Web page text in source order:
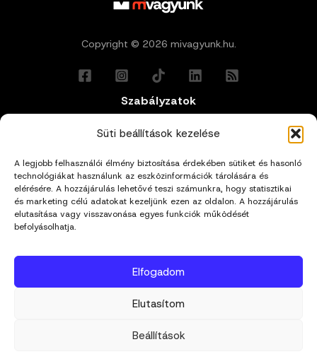
Süti beállítások kezelése
A legjobb felhasználói élmény biztosítása érdekében sütiket és hasonló
technológiákat használunk az eszközinformációk tárolására és
elérésére. A hozzájárulás lehetővé teszi számunkra, hogy statisztikai
és marketing célú adatokat kezeljünk ezen az oldalon. A hozzájárulás
elutasítása vagy visszavonása egyes funkciók működését
befolyásolhatja.
Elfogadom
Elutasítom
Beállítások
Copyright © 2026 mivagyunk.hu.
Szabályzatok
Általános Felhasználási Feltételek
Adatkezelési Tájékoztató
Impresszum
Kapcsolat
hello@mivagyunk.hu